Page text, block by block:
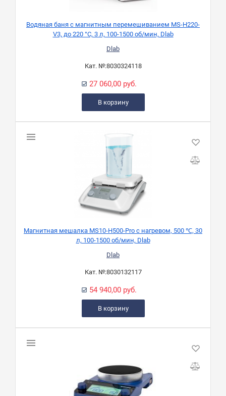
Водяная баня с магнитным перемешиванием MS-H220-
V3, до 220 °С, 3 л, 100-1500 об/мин, Dlab
Dlab
Кат. №:8030324118
27 060,00 руб.
В корзину
Магнитная мешалка MS10-H500-Pro с нагревом, 500 ℃, 30
л, 100-1500 об/мин, Dlab
Dlab
Кат. №:8030132117
54 940,00 руб.
В корзину